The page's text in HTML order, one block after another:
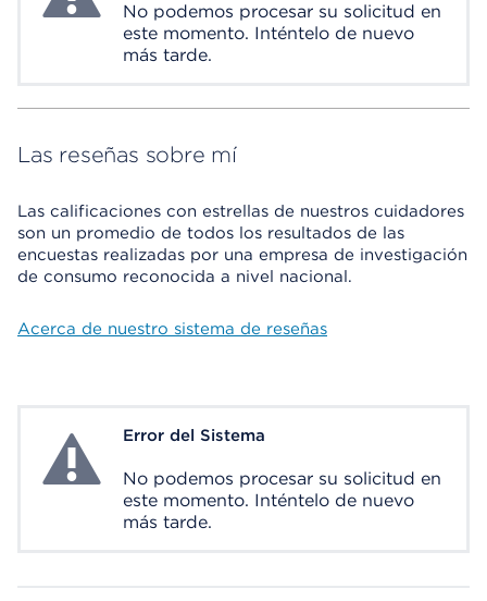
No podemos procesar su solicitud en
este momento. Inténtelo de nuevo
más tarde.
Las reseñas sobre mí
Las calificaciones con estrellas de nuestros cuidadores
son un promedio de todos los resultados de las
encuestas realizadas por una empresa de investigación
de consumo reconocida a nivel nacional.
Acerca de nuestro sistema de reseñas
System ErrorError del Sistema
No podemos procesar su solicitud en
este momento. Inténtelo de nuevo
más tarde.